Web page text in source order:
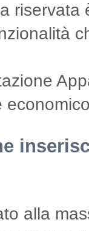
riservata
alla